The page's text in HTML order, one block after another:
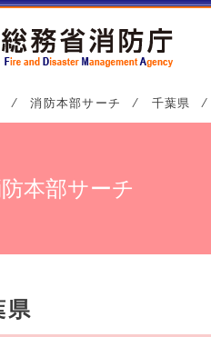
⁄ 消防本部サーチ ⁄ 千葉県 ⁄
本部サーチ
県